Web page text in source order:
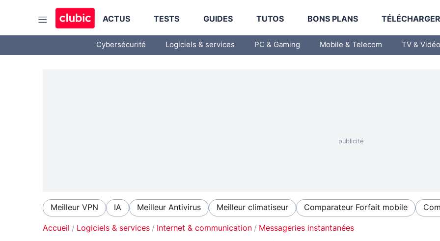
ACTUS TESTS GUIDES TUTOS BONS PLANS
Cybersécurité Logiciels & services PC & Gaming Mobile & Telecom TV & Vidéo
Meilleur VPN IA Meilleur Antivirus Meilleur climatiseur Comparateur Forfait mobile
Accueil Logiciels & services Internet & communication Messageries instantanées